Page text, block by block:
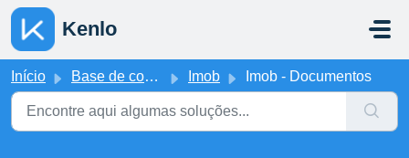
Ir para o conteúdo principal
Kenlo
Início Base de conhecimento Imob Imob - Documentos